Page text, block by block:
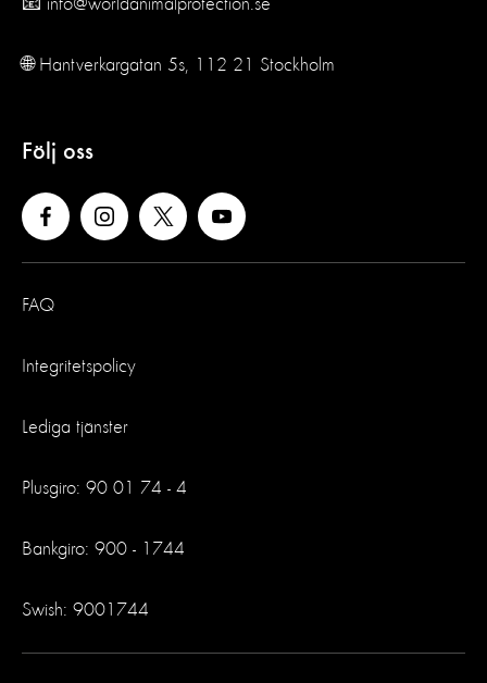
🌐 Hantverkargatan 5s, 112 21 Stockholm
Följ oss
FAQ
Integritetspolicy
Lediga tjänster
Plusgiro: 90 01 74 - 4
Bankgiro: 900 - 1744
Swish: 9001744